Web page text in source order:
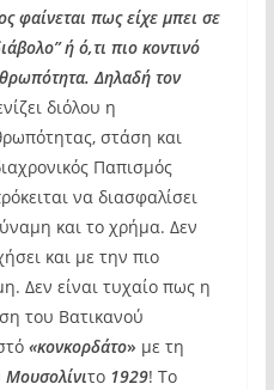
φαίνεται πως είχε μπει σε
ή ό,τι πιο κοντινό
Δηλαδή τον
διόλου η
στάση και
Παπισμός
να διασφαλίσει
και το χρήμα. Δεν
και με την πιο
Δεν είναι τυχαίο πως η
του Βατικανού
«κονκορδάτο» με τη
Μουσολίνιτο 1929! Το